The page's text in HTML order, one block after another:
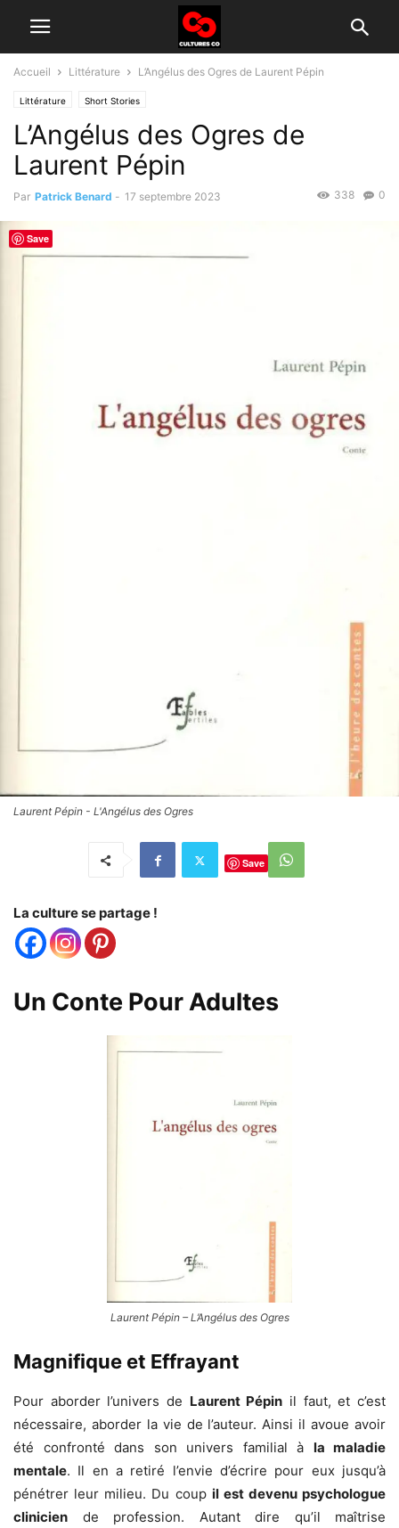
Accueil Littérature L’Angélus des Ogres de Laurent Pépin
Littérature Short Stories
L’Angélus des Ogres de
Laurent Pépin
Par Patrick Benard - 17 septembre 2023 0
338
Laurent Pépin - L'Angélus des Ogres
Save
La culture se partage !
Un Conte Pour Adultes
Laurent Pépin – L’Angélus des Ogres
Magnifique et Effrayant
Pour aborder l’univers de Laurent Pépin il faut, et c’est
nécessaire, aborder la vie de l’auteur. Ainsi il avoue avoir
été confronté dans son univers familial à la maladie
mentale. Il en a retiré l’envie d’écrire pour eux jusqu’à
pénétrer leur milieu. Du coup il est devenu psychologue
clinicien de profession. Autant dire qu’il maîtrise
Save